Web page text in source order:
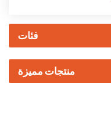
فئات
منتجات مميزة